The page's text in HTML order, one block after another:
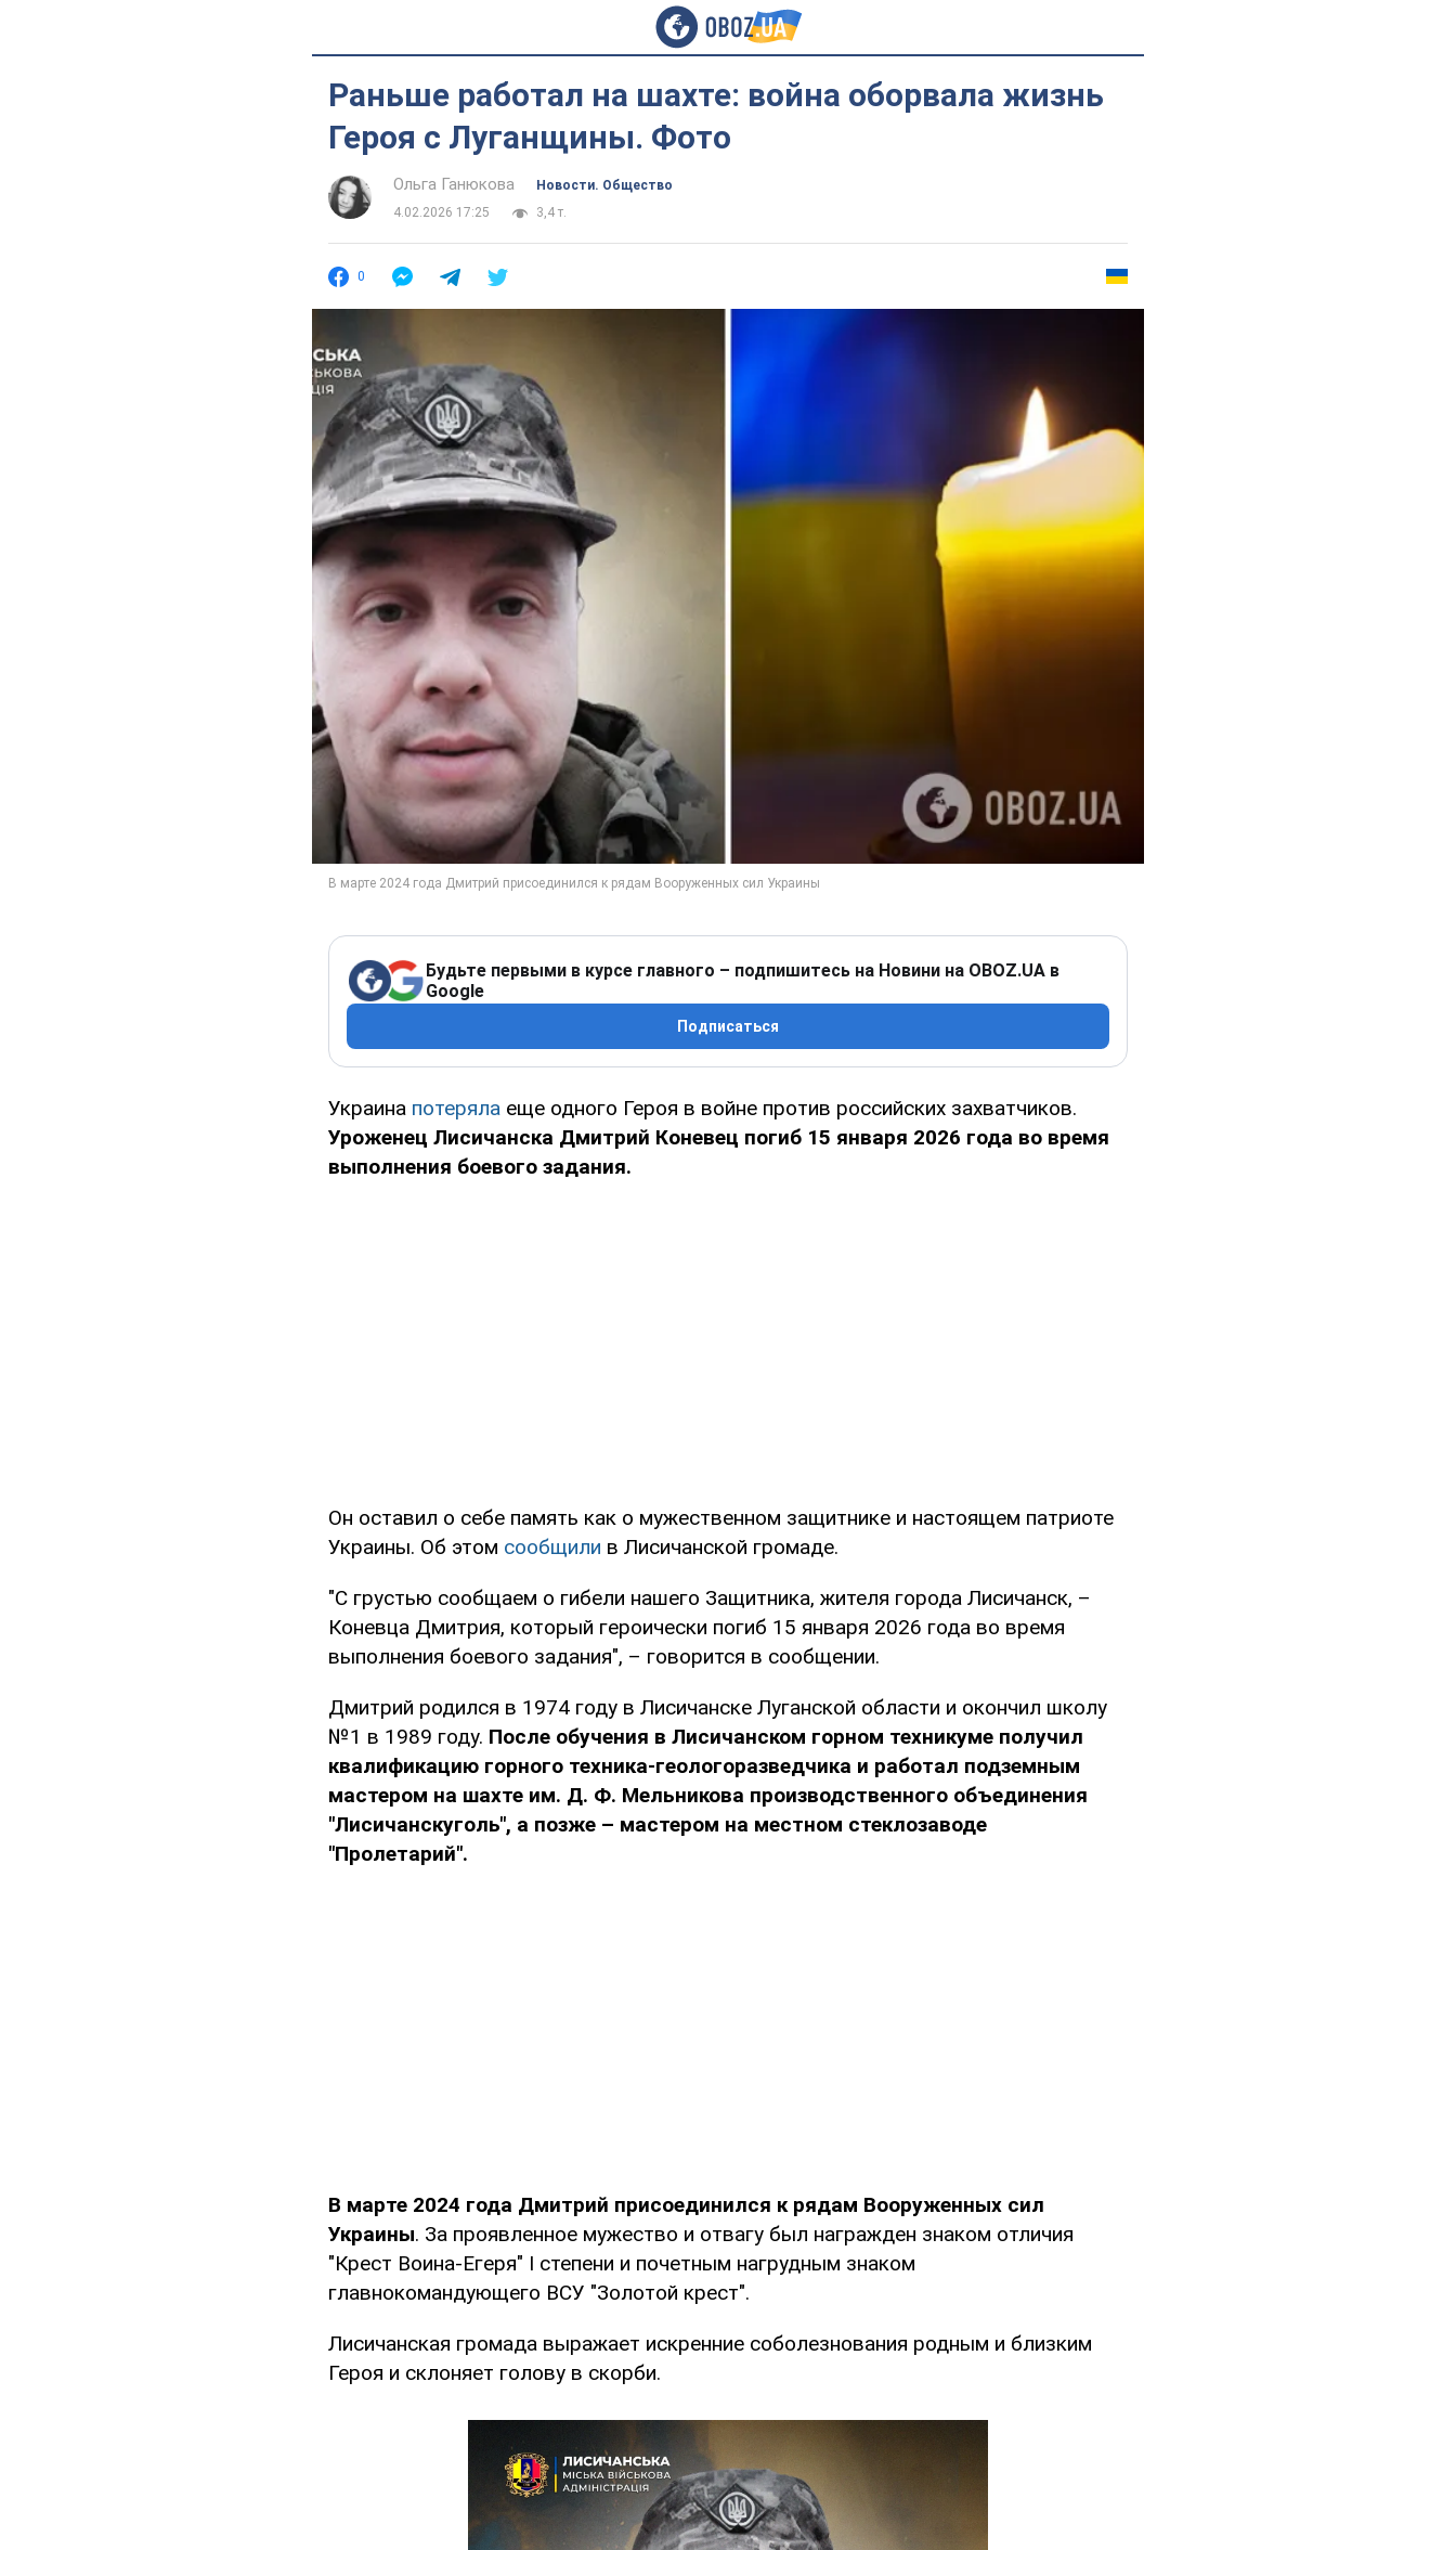
Раньше работал на шахте: война оборвала жизнь
Героя с Луганщины. Фото
Ольга Ганюкова
Новости. Общество
4.02.2026 17:25
3,4 т.
0
Будьте первыми в курсе главного – подпишитесь на Новини на OBOZ.UA в
Google
Подписаться
Украина потеряла еще одного Героя в войне против российских захватчиков.
Уроженец Лисичанска Дмитрий Коневец погиб 15 января 2026 года во время
выполнения боевого задания.
Он оставил о себе память как о мужественном защитнике и настоящем патриоте
Украины. Об этом сообщили в Лисичанской громаде.
"С грустью сообщаем о гибели нашего Защитника, жителя города Лисичанск, –
Коневца Дмитрия, который героически погиб 15 января 2026 года во время
выполнения боевого задания", – говорится в сообщении.
Дмитрий родился в 1974 году в Лисичанске Луганской области и окончил школу
№1 в 1989 году. После обучения в Лисичанском горном техникуме получил
квалификацию горного техника-геологоразведчика и работал подземным
мастером на шахте им. Д. Ф. Мельникова производственного объединения
"Лисичанскуголь", а позже – мастером на местном стеклозаводе
"Пролетарий".
В марте 2024 года Дмитрий присоединился к рядам Вооруженных сил
Украины. За проявленное мужество и отвагу был награжден знаком отличия
"Крест Воина-Егеря" I степени и почетным нагрудным знаком
главнокомандующего ВСУ "Золотой крест".
Лисичанская громада выражает искренние соболезнования родным и близким
Героя и склоняет голову в скорби.